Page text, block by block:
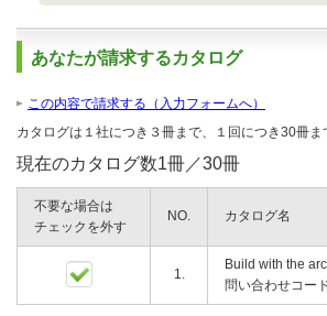
あなたが請求するカタログ
この内容で請求する（入力フォームへ）
カタログは１社につき３冊まで、１回につき30冊
現在のカタログ数1冊／30冊
不要な場合は
チェックを外す
NO. カタログ名
1.
Build with the
問い合わせコー